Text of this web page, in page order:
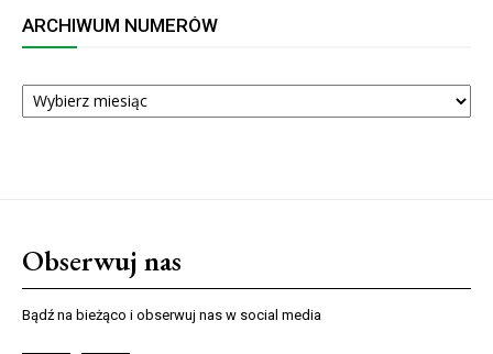
ARCHIWUM NUMERÓW
ARCHIWUM
NUMERÓW
Obserwuj nas
Bądź na bieżąco i obserwuj nas w social media